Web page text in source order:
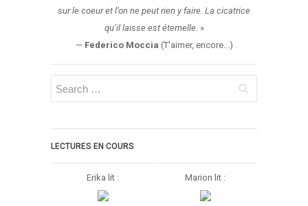
sur le coeur et l’on ne peut rien y faire. La cicatrice
qu’il laisse est éternelle. »
— Federico Moccia (T'aimer, encore...)
LECTURES EN COURS
Erika lit : Marion lit :